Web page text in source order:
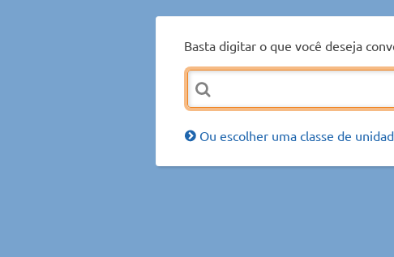
Basta digitar o que você deseja
Ou escolher uma classe de